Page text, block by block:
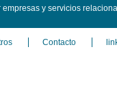
y servicios
Contacto